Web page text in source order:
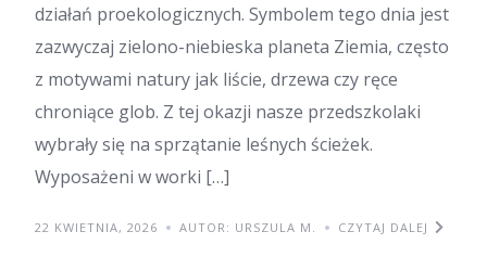
działań proekologicznych. Symbolem tego dnia jest
zazwyczaj zielono-niebieska planeta Ziemia, często
z motywami natury jak liście, drzewa czy ręce
chroniące glob. Z tej okazji nasze przedszkolaki
wybrały się na sprzątanie leśnych ścieżek.
Wyposażeni w worki […]
22 KWIETNIA, 2026 AUTOR: URSZULA M. CZYTAJ DALEJ